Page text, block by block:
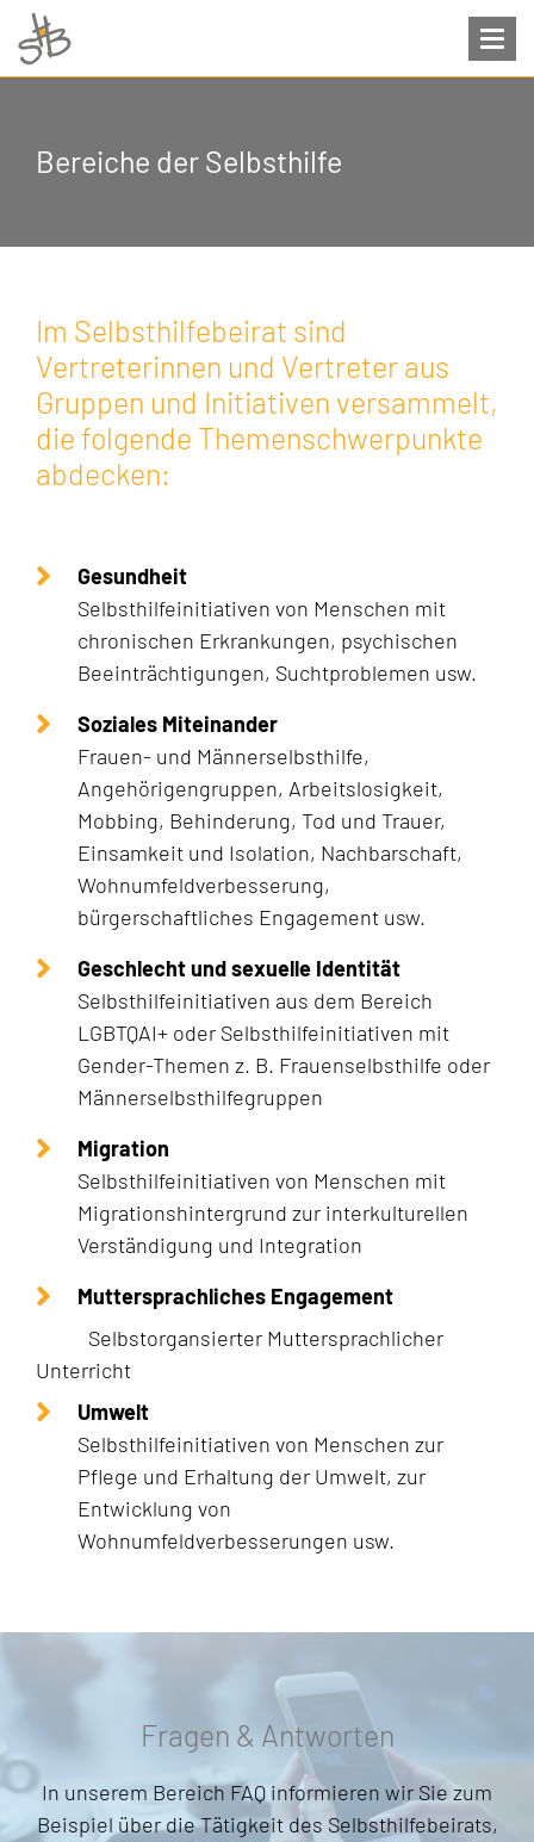
Bereiche der Selbsthilfe
Im Selbsthilfebeirat sind
Vertreterinnen und Vertreter aus
Gruppen und Initiativen versammelt,
die folgende Themenschwerpunkte
abdecken:
Gesundheit
Selbsthilfeinitiativen von Menschen mit
chronischen Erkrankungen, psychischen
Beeinträchtigungen, Suchtproblemen usw.
Soziales Miteinander
Frauen- und Männerselbsthilfe,
Angehörigengruppen, Arbeitslosigkeit,
Mobbing, Behinderung, Tod und Trauer,
Einsamkeit und Isolation, Nachbarschaft,
Wohnumfeldverbesserung,
bürgerschaftliches Engagement usw.
Geschlecht und sexuelle Identität
Selbsthilfeinitiativen aus dem Bereich
LGBTQAI+ oder Selbsthilfeinitiativen mit
Gender-Themen z. B. Frauenselbsthilfe oder
Männerselbsthilfegruppen
Migration
Selbsthilfeinitiativen von Menschen mit
Migrationshintergrund zur interkulturellen
Verständigung und Integration
Muttersprachliches Engagement
Selbstorgansierter Muttersprachlicher
Unterricht
Umwelt
Selbsthilfeinitiativen von Menschen zur
Pflege und Erhaltung der Umwelt, zur
Entwicklung von
Wohnumfeldverbesserungen usw.
Fragen & Antworten
In unserem Bereich FAQ informieren wir Sie zum
Beispiel über die Tätigkeit des Selbsthilfebeirats,